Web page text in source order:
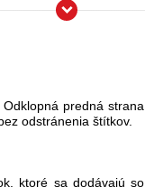
Odklopná predná strana
odstránenia štítkov.
ktoré sa dodávajú so